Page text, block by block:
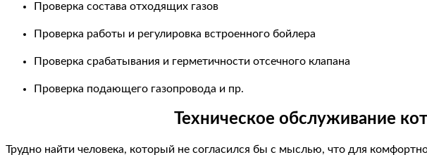
Проверка состава отходящих газов
Проверка работы и регулировка встроенного бойлера
Проверка срабатывания и герметичности отсечного клапана
Проверка подающего газопровода и пр.
Техническое обслуживание
Трудно найти человека, который не согласился бы с мыслью, что для